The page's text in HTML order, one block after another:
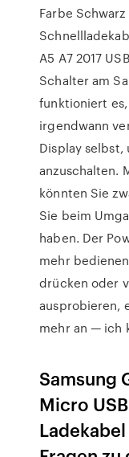
Farbe
A5 A7 2017
Schalter am
funktioniert
irgendwann
Display selbst,
anzuschalten.
könnten Sie
Sie beim
haben. Der
mehr
drücken oder
ausprobieren,
mehr an — ich
Samsung
Micro